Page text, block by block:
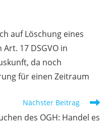
auf Löschung eines
17 DSGVO in
da noch
für einen Zeitraum
Nächster Beitrag
des OGH: Handel es